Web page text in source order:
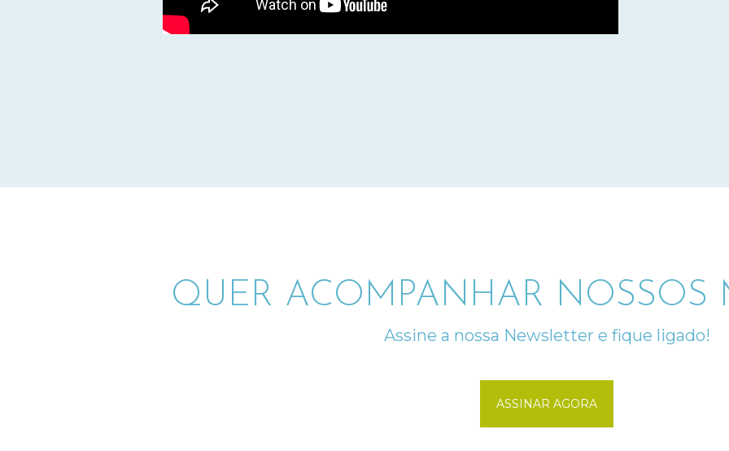
QUER ACOMPANHAR NOSSOS
Assine a nossa Newsletter e fique ligado!
ASSINAR AGORA